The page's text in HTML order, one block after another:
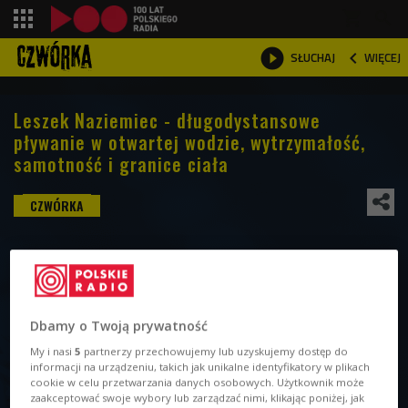
 SŁUCHAJ  WIĘCEJ

Leszek Naziemiec - długodystansowe
pływanie w otwartej wodzie, wytrzymałość,
samotność i granice ciała
Dbamy o Twoją prywatność
My i nasi5 partnerzy przechowujemy lub uzyskujemy dostęp do
informacji na urządzeniu, takich jak unikalne identyfikatory w plikach
cookie w celu przetwarzania danych osobowych. Użytkownik może
zaakceptować swoje wybory lub zarządzać nimi, klikając poniżej, jak